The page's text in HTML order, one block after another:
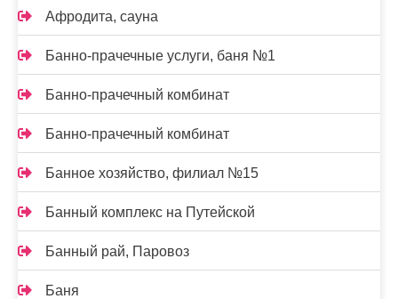
Афродита, сауна
Банно-прачечные услуги, баня №1
Банно-прачечный комбинат
Банно-прачечный комбинат
Банное хозяйство, филиал №15
Банный комплекс на Путейской
Банный рай, Паровоз
Баня